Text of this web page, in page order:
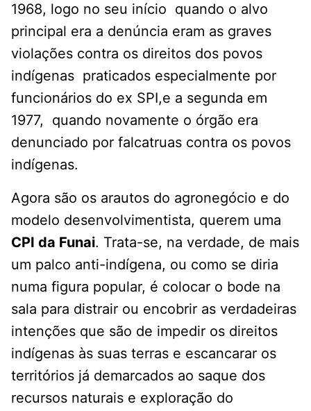
1968, logo no seu início quando o alvo
principal era a denúncia eram as graves
violações contra os direitos dos povos
indígenas praticados especialmente por
funcionários do ex SPI,e a segunda em
1977, quando novamente o órgão era
denunciado por falcatruas contra os povos
indígenas.
Agora são os arautos do agronegócio e do
modelo desenvolvimentista, querem uma
CPI da Funai. Trata-se, na verdade, de mais
um palco anti-indígena, ou como se diria
numa figura popular, é colocar o bode na
sala para distrair ou encobrir as verdadeiras
intenções que são de impedir os direitos
indígenas às suas terras e escancarar os
territórios já demarcados ao saque dos
recursos naturais e exploração do